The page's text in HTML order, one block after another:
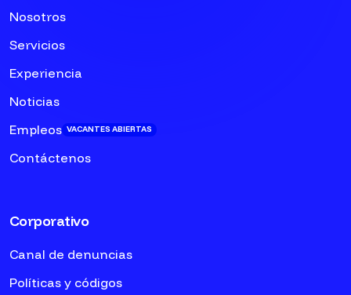
Nosotros
Servicios
Experiencia
Noticias
Empleos VACANTES ABIERTAS
Contáctenos
Corporativo
Canal de denuncias
Políticas y códigos